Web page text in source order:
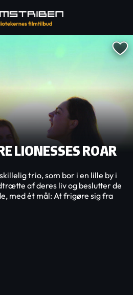
LIONESSES ROAR
trio, som bor i en lille by i
af deres liv og beslutter de
med ét mål: At frigøre sig fra